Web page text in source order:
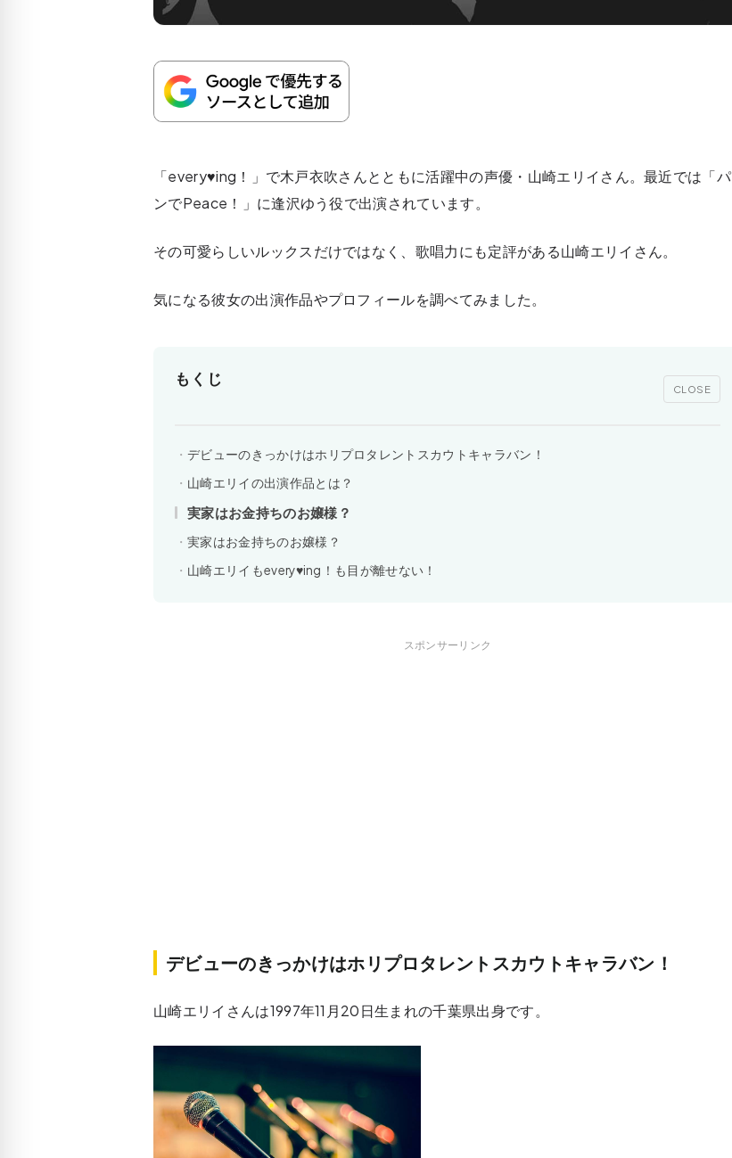
「every♥ing！」で木戸衣吹さんとともに活躍中の声優・山崎エリイさん。最近では「パ
ンでPeace！」に逢沢ゆう役で出演されています。
その可愛らしいルックスだけではなく、歌唱力にも定評がある山崎エリイさん。
気になる彼女の出演作品やプロフィールを調べてみました。
もくじ
CLOSE
デビューのきっかけはホリプロタレントスカウトキャラバン！
山崎エリイの出演作品とは？
実家はお金持ちのお嬢様？
実家はお金持ちのお嬢様？
山崎エリイもevery♥ing！も目が離せない！
スポンサーリンク
デビューのきっかけはホリプロタレントスカウトキャラバン！
山崎エリイさんは1997年11月20日生まれの千葉県出身です。